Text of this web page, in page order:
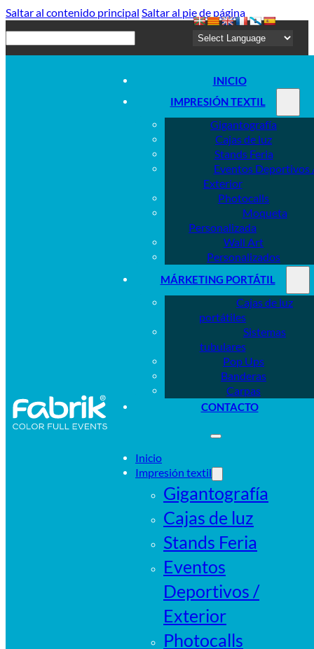
Saltar al contenido principal Saltar al pie de página
INICIO
IMPRESIÓN TEXTIL
Gigantografía
Cajas de luz
Stands Feria
Eventos Deportivos
Exterior
Photocalls
Moqueta
Personalizada
Wall Art
Personalizados
MÁRKETING PORTÁTIL
Cajas de luz
portátiles
Sistemas
tubulares
Pop Ups
Banderas
Carpas
CONTACTO
Inicio
Impresión textil
Gigantografía
Cajas de luz
Stands Feria
Eventos
Deportivos /
Exterior
Photocalls